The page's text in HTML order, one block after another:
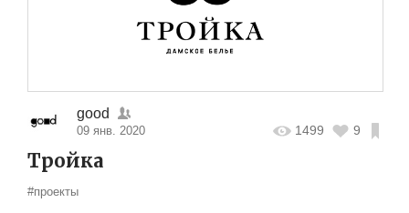
good
09 янв. 2020 1499 9
Тройка
#проекты